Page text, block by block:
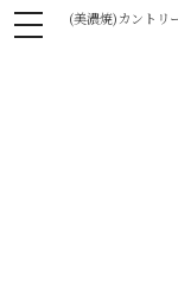
(美濃焼)カントリ